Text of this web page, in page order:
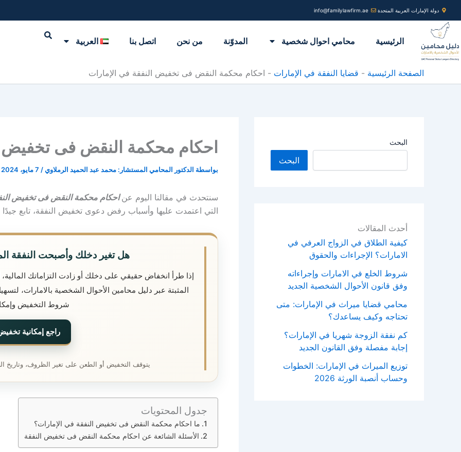
تخطي
إلى
المحتوى
دولة الإمارات العربية المتحدة info@familylawfirm.ae
الرئيسية محامي احوال شخصية المدوّنة من نحن اتصل بنا العربية
الصفحة الرئيسية - قضايا النفقة في الإمارات - احكام محكمة النقض فى تخفيض النفقة في الإمارات
البحث
البحث
أحدث المقالات
كيفية الطلاق في الزواج العرفي في
الامارات؟ الإجراءات والحقوق
شروط الخلع في الامارات وإجراءاته
وفق قانون الأحوال الشخصية الجديد
محامي قضايا ميراث في الإمارات: متى
تحتاجه وكيف يساعدك؟
كم نفقة الزوجة شهريا في الإمارات؟
إجابة مفصلة وفق القانون الجديد
توزيع الميراث في الإمارات: الخطوات
وحساب أنصبة الورثة 2026
احكام محكمة النقض فى تخفيض
بواسطة الدكتور المحامي المستشار: محمد عبد الحميد الرملاوي/ 7 مايو، 2024
سنتحدث في مقالنا اليوم عناحكام محكمة النقض فى تخفيض
التي اعتمدت عليها وأسباب رفض دعوى تخفيض النفقة، تابع جيدًا
هل تغير دخلك وأصبحت النفقة
إذا طرأ انخفاض حقيقي على دخلك أو زادت التزاماتك
المثبتة عبر دليل محامين الأحوال الشخصية بالامارات،
شروط التخفيض
راجع إمكانية
يتوقف التخفيض أو الطعن على تغير الظروف، وتاريخ
جدول المحتويات
ما احكام محكمة النقض فى تخفيض النفقة في الإمارات؟
الأسئلة الشائعة عن احكام محكمة النقض فى تخفيض النفقة